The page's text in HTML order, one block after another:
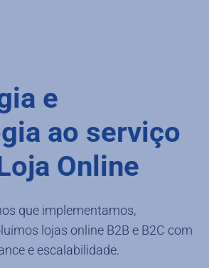
e
ao serviço
Online
que implementamos,
lojas online B2B e B2C com
e escalabilidade.